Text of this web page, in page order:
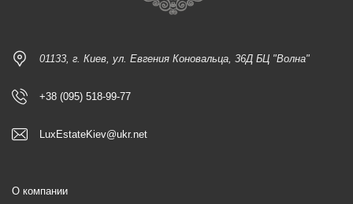
01133, г. Киев, ул. Евгения Коновальца, 36Д БЦ "Волна"
+38 (095) 518-99-77
LuxEstateKiev@ukr.net
О компании